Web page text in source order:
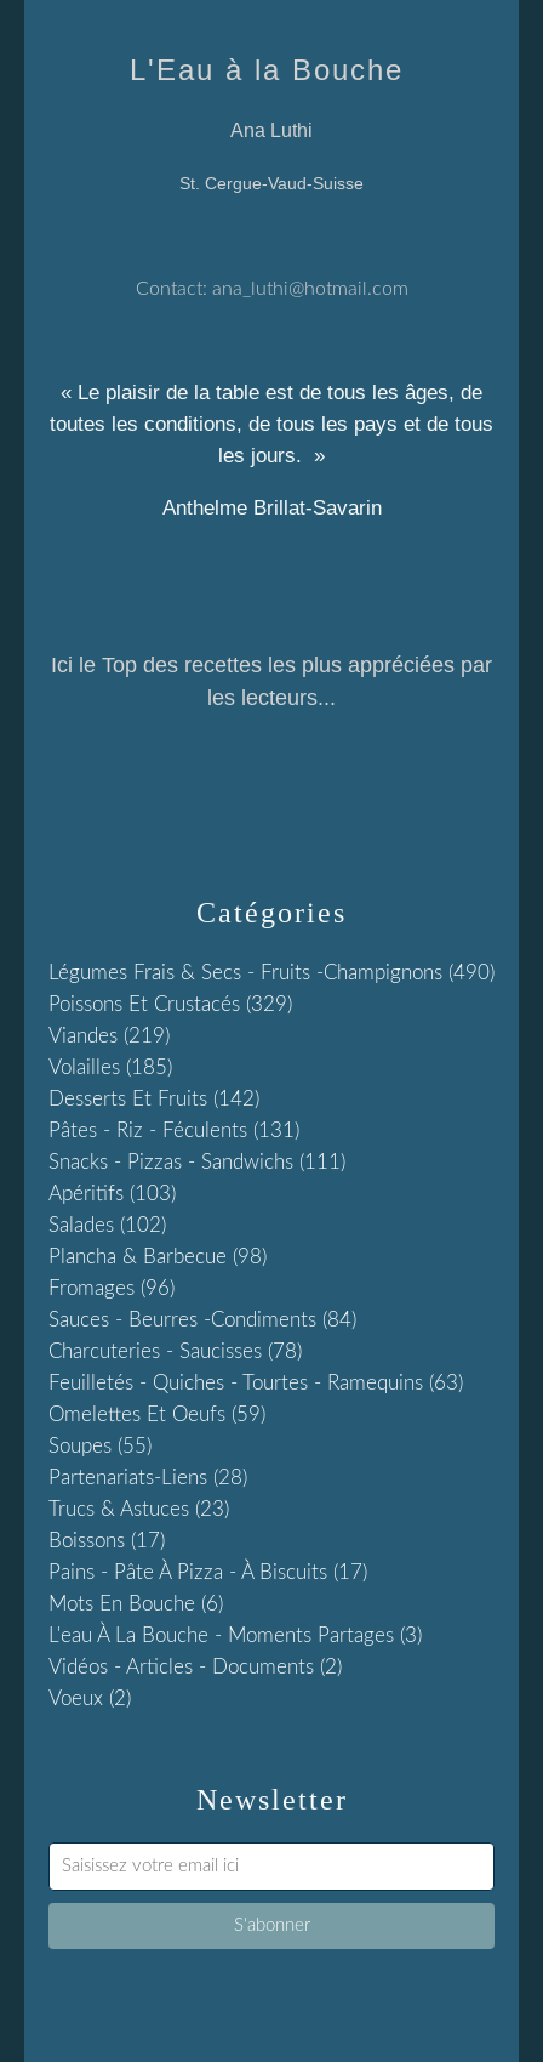
Newsletter
Catégories
Légumes Frais & Secs - Fruits -champignons (490)
Poissons Et Crustacés (329)
Viandes (219)
Volailles (185)
Desserts Et Fruits (142)
Pâtes - Riz - Féculents (131)
Snacks - Pizzas - Sandwichs (111)
Apéritifs (103)
Salades (102)
Plancha & Barbecue (98)
Fromages (96)
Sauces - Beurres -condiments (84)
Charcuteries - Saucisses (78)
Feuilletés - Quiches - Tourtes - Ramequins (63)
Omelettes Et Oeufs (59)
Soupes (55)
Partenariats-Liens (28)
Trucs & Astuces (23)
Boissons (17)
Pains - Pâte À Pizza - À Biscuits (17)
Mots En Bouche (6)
L'eau À La Bouche - Moments Partages (3)
Vidéos - Articles - Documents (2)
Voeux (2)
L'Eau à la Bouche
Ana Luthi
St. Cergue-Vaud-Suisse
Contact: ana_luthi@hotmail.com
« Le plaisir de la table est de tous les âges, de
toutes les conditions, de tous les pays et de tous
les jours. »
Anthelme Brillat-Savarin
Ici le Top des recettes les plus appréciées par
les lecteurs...